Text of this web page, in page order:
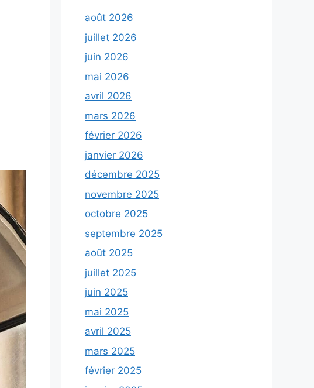
août 2026
juillet 2026
juin 2026
mai 2026
avril 2026
mars 2026
février 2026
janvier 2026
décembre 2025
novembre 2025
octobre 2025
septembre 2025
août 2025
juillet 2025
juin 2025
mai 2025
avril 2025
mars 2025
février 2025